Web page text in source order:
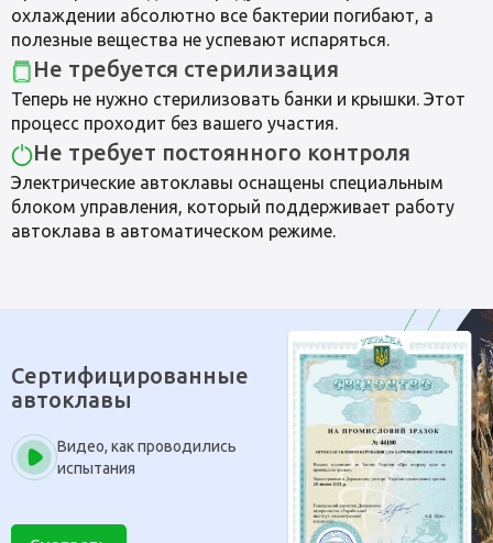
охлаждении абсолютно все бактерии погибают, а
полезные вещества не успевают испаряться.
Не требуется стерилизация
Теперь не нужно стерилизовать банки и крышки. Этот
процесс проходит без вашего участия.
Не требует постоянного контроля
Электрические автоклавы оснащены специальным
блоком управления, который поддерживает работу
автоклава в автоматическом режиме.
Сертифицированные
автоклавы
Видео, как проводились
испытания